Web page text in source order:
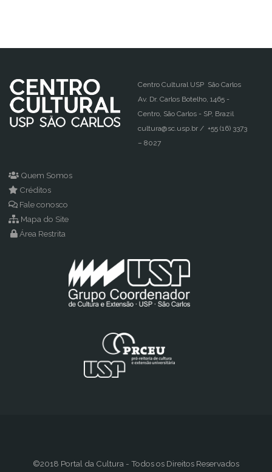
Centro Cultural USP São Carlos
Av. Dr. Carlos Botelho, 1465 -
Centro, São Carlos - SP, Brazil
cultura@sc.usp.br / +55 (16) 3373
– 8027
Quem Somos
Créditos
Fale conosco
Mapa do Site
Área Restrita
©2018 Portal da Cultura - Todos os Direitos Reservados